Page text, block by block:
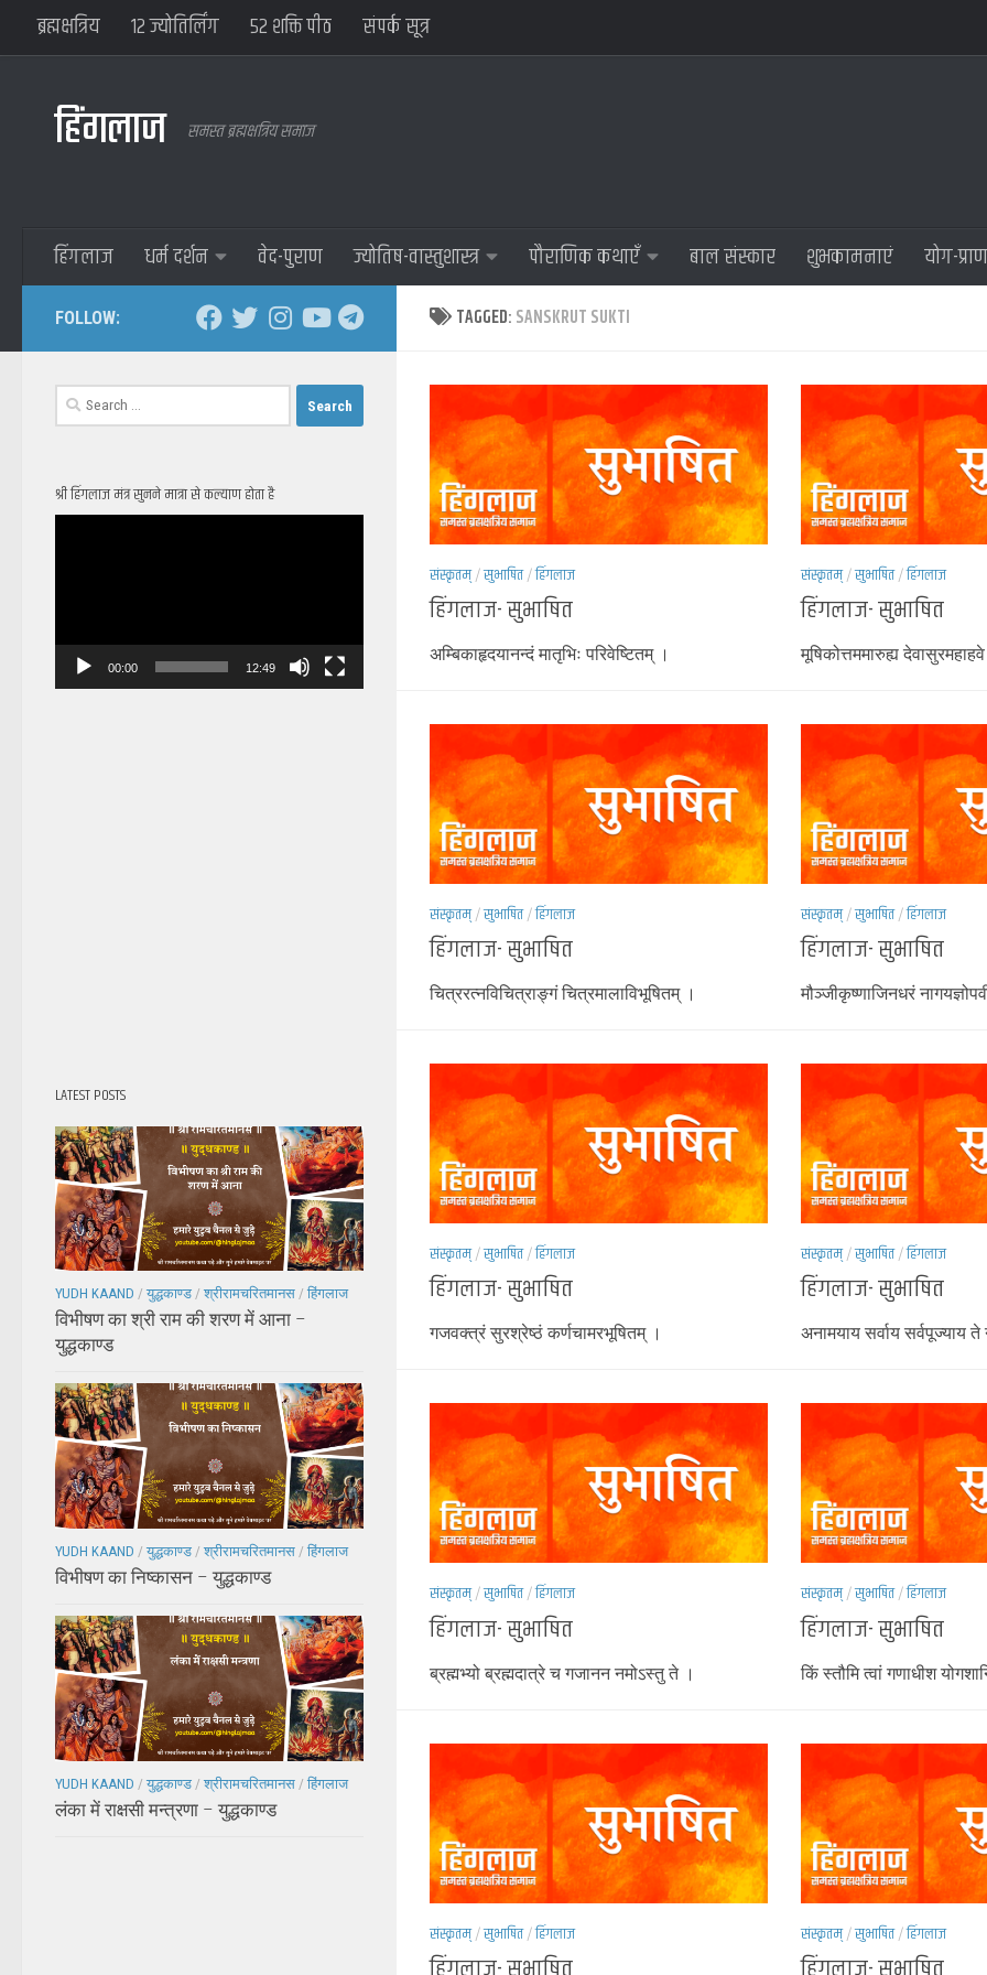
ब्रह्मक्षत्रिय १२ ज्योतिर्लिंग ५२ शक्ति पीठ संपर्क सूत्र
हिंगलाज समस्त ब्रह्मक्षत्रिय समाज
हिंगलाज धर्म दर्शन वेद-पुराण ज्योतिष-वास्तुशास्त्र पौराणिक कथाएँ बाल संस्कार शुभकामनाएं योग-
TAGGED: SANSKRUT SUKTI
संस्कृतम्/सुभाषित/हिंगलाज
हिंगलाज- सुभाषित
अम्बिकाहृदयानन्दं मातृभिः परिवेष्टितम् ।
संस्कृतम्/सुभाषित/हिंगलाज
हिंगलाज- सुभाषित
मूषिकोत्तममारुह्य
संस्कृतम्/सुभाषित/हिंगलाज
हिंगलाज- सुभाषित
चित्ररत्नविचित्राङ्गं चित्रमालाविभूषितम् ।
संस्कृतम्/सुभाषित/हिंगलाज
हिंगलाज- सुभाषित
मौञ्जीकृष्णाजिनधरं
संस्कृतम्/सुभाषित/हिंगलाज
हिंगलाज- सुभाषित
गजवक्त्रं सुरश्रेष्ठं कर्णचामरभूषितम् ।
संस्कृतम्/सुभाषित/हिंगलाज
हिंगलाज- सुभाषित
अनामयाय सर्वाय सर्वपूज्याय
संस्कृतम्/सुभाषित/हिंगलाज
हिंगलाज- सुभाषित
ब्रह्मभ्यो ब्रह्मदात्रे च गजानन नमोऽस्तु ते ।
संस्कृतम्/सुभाषित/हिंगलाज
हिंगलाज- सुभाषित
किं स्तौमि त्वां गणाधीश
संस्कृतम्/सुभाषित/हिंगलाज संस्कृतम्/सुभाषित/हिंगलाज
FOLLOW:
Search
for:
श्री हिंगलाज मंत्र सुनने मात्रा से कल्याण होता है
00:00 12:49
LATEST POSTS
YUDH KAAND / युद्धकाण्ड / श्रीरामचरितमानस / हिंगलाज
विभीषण का श्री राम की शरण में आना –
युद्धकाण्ड
YUDH KAAND / युद्धकाण्ड / श्रीरामचरितमानस / हिंगलाज
विभीषण का निष्कासन – युद्धकाण्ड
YUDH KAAND / युद्धकाण्ड / श्रीरामचरितमानस / हिंगलाज
लंका में राक्षसी मन्त्रणा – युद्धकाण्ड